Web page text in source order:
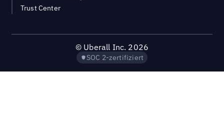
Trust Center
© Uberall Inc. 2026
SOC 2-zertifiziert